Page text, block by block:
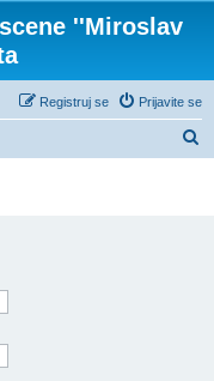
''Miroslav
Prijavite se
Registruj se